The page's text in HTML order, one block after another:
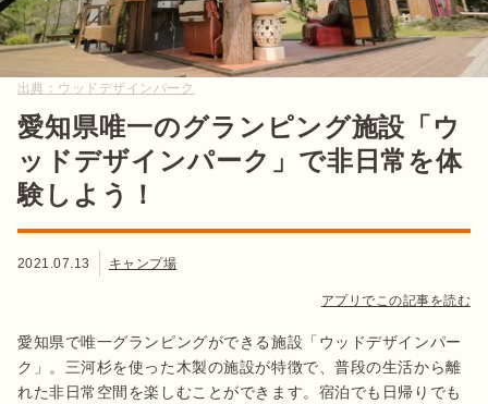
出典： ウッドデザインパーク
愛知県唯一のグランピング施設「ウ
ッドデザインパーク」で非日常を体
験しよう！
2021.07.13 キャンプ場
アプリでこの記事を読む
愛知県で唯一グランピングができる施設「ウッドデザインパー
ク」。三河杉を使った木製の施設が特徴で、普段の生活から離
れた非日常空間を楽しむことができます。宿泊でも日帰りでも